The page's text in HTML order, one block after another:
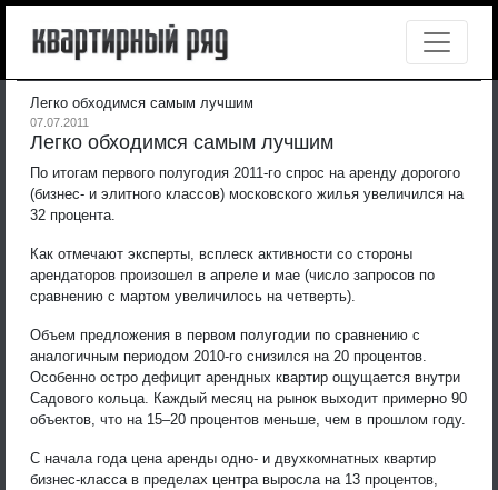
Легко обходимся самым лучшим
07.07.2011
Легко обходимся самым лучшим
По итогам первого полугодия 2011-го спрос на аренду дорогого
(бизнес- и элитного классов) московского жилья увеличился на
32 процента.
Как отмечают эксперты, всплеск активности со стороны
арендаторов произошел в апреле и мае (число запросов по
сравнению с мартом увеличилось на четверть).
Объем предложения в первом полугодии по сравнению с
аналогичным периодом 2010-го снизился на 20 процентов.
Особенно остро дефицит арендных квартир ощущается внутри
Садового кольца. Каждый месяц на рынок выходит примерно 90
объектов, что на 15–20 процентов меньше, чем в прошлом году.
С начала года цена аренды одно- и двухкомнатных квартир
бизнес-класса в пределах центра выросла на 13 процентов,